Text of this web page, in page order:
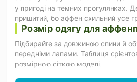
у пригоді на темних прогулянках.
пришитий, бо аффен схильний усе
Розмір одягу для
Підбирайте за довжиною спини й
передніми лапами. Таблиця
розмірною сіткою моделі.